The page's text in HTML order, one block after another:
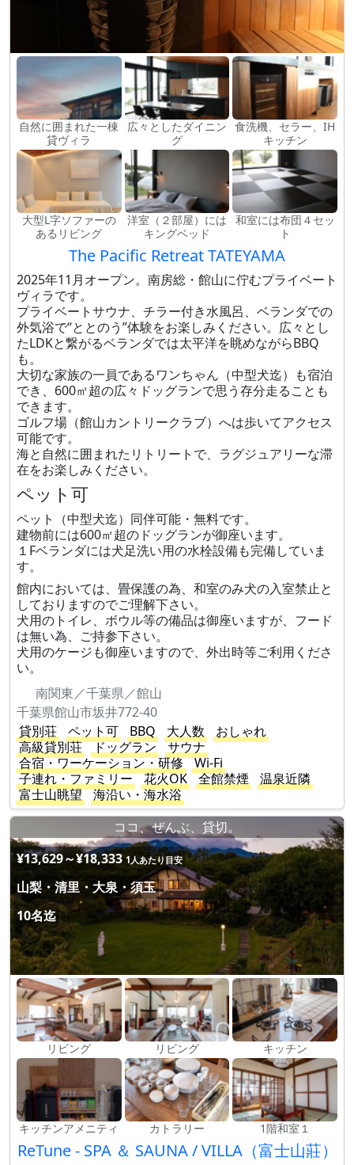
自然に囲まれた一棟
貸ヴィラ
広々としたダイニン
グ
食洗機、セラー、IH
キッチン
大型L字ソファーの
あるリビング
洋室（２部屋）には
キングベッド
和室には布団４セッ
ト
The Pacific Retreat TATEYAMA
2025年11月オープン。南房総・館山に佇むプライベート
ヴィラです。
プライベートサウナ、チラー付き水風呂、ベランダでの
外気浴で“ととのう”体験をお楽しみください。広々とし
たLDKと繋がるベランダでは太平洋を眺めながらBBQ
も。
大切な家族の一員であるワンちゃん（中型犬迄）も宿泊
でき、600㎡超の広々ドッグランで思う存分走ることも
できます。
ゴルフ場（館山カントリークラブ）へは歩いてアクセス
可能です。
海と自然に囲まれたリトリートで、ラグジュアリーな滞
在をお楽しみください。
ペット可
ペット（中型犬迄）同伴可能・無料です。
建物前には600㎡超のドッグランが御座います。
１Fベランダには犬足洗い用の水栓設備も完備していま
す。
館内においては、畳保護の為、和室のみ犬の入室禁止と
しておりますのでご理解下さい。
犬用のトイレ、ボウル等の備品は御座いますが、フード
は無い為、ご持参下さい。
犬用のケージも御座いますので、外出時等ご利用くださ
い。
南関東／千葉県／館山
千葉県館山市坂井772-40
貸別荘
ペット可 BBQ 大人数
おしゃれ
高級貸別荘
ドッグラン
サウナ
合宿・ワーケーション・研修
Wi-Fi
子連れ・ファミリー
花火OK 全館禁煙
温泉近隣
富士山眺望
海沿い・海水浴
ココ、ぜんぶ、貸切。
¥13,629～¥18,333 1人あたり目安
山梨・清里・大泉・須玉
10名迄
リビング リビング キッチン
キッチンアメニティ カトラリー 1階和室１
ReTune - SPA ＆ SAUNA / VILLA（富士山莊）